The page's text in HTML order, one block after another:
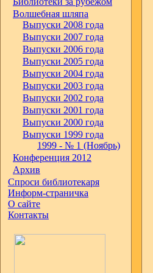
Волшебная шляпа
Выпуски 2008 года
Выпуски 2007 года
Выпуски 2006 года
Выпуски 2005 года
Выпуски 2004 года
Выпуски 2003 года
Выпуски 2002 года
Выпуски 2001 года
Выпуски 2000 года
Выпуски 1999 года
1999 - № 1 (Ноябрь)
Конференция 2012
Архив
Спроси библиотекаря
Информ-страничка
О сайте
Контакты